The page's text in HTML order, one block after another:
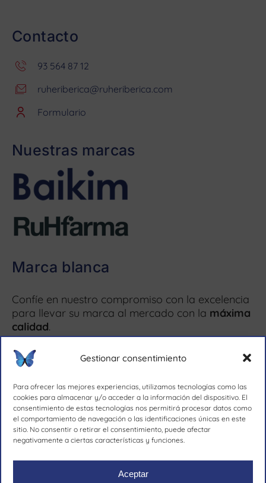
Gestionar consentimiento
Para ofrecer las mejores experiencias, utilizamos tecnologías como las
cookies para almacenar y/o acceder a la información del dispositivo. El
consentimiento de estas tecnologías nos permitirá procesar datos como
el comportamiento de navegación o las identificaciones únicas en este
sitio. No consentir o retirar el consentimiento, puede afectar
negativamente a ciertas características y funciones.
Aceptar
Contacto
93 564 87 12
ruheriberica@ruheriberica.com
Formulario
Nuestras marcas
Marca blanca
Confíe en nuestro compromiso con la excelencia
para llevar su marca al mercado con la máxima
calidad.
Más información ↗
desde 1981.